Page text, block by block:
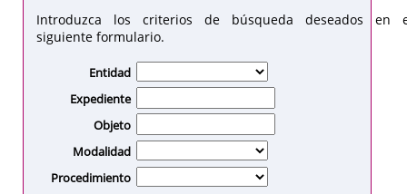
Introduzca los criterios de búsqueda deseados en
siguiente formulario.
Entidad
Expediente
Objeto
Modalidad
Procedimiento